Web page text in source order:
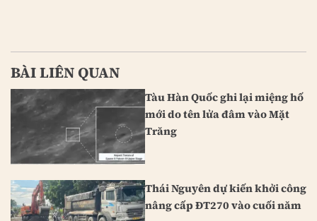
BÀI LIÊN QUAN
Tàu Hàn Quốc ghi lại miệng hố
mới do tên lửa đâm vào Mặt
Trăng
Thái Nguyên dự kiến khởi công
nâng cấp ĐT270 vào cuối năm